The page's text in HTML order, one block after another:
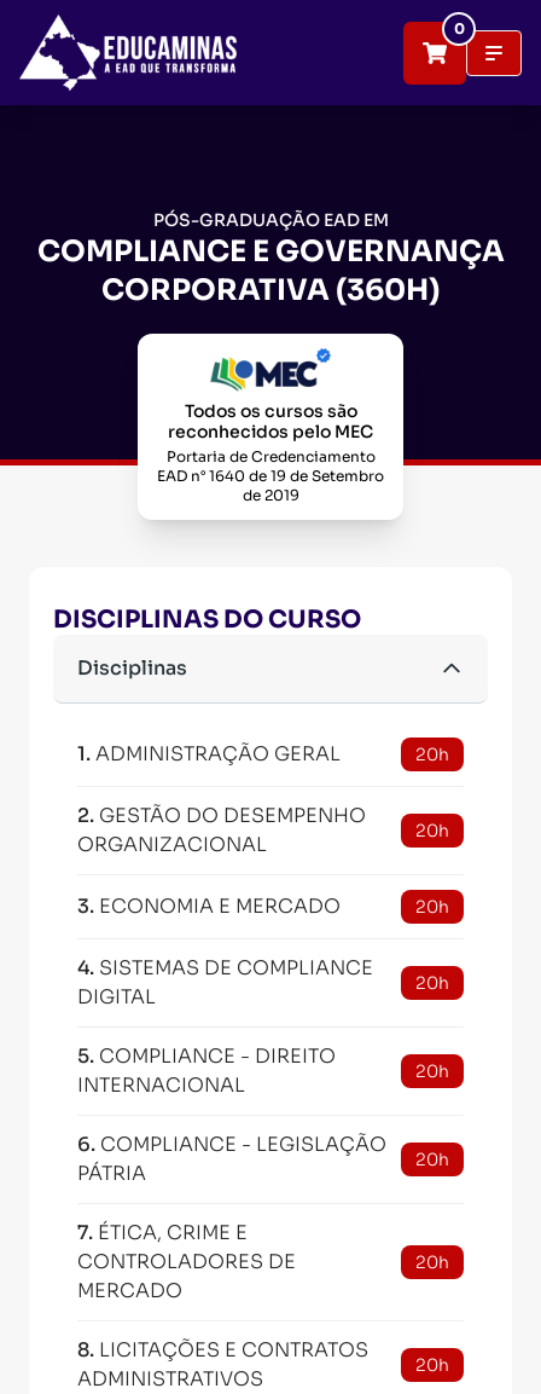
0
PÓS-GRADUAÇÃO EAD EM
COMPLIANCE E GOVERNANÇA
CORPORATIVA (360H)
Todos os cursos são
reconhecidos pelo MEC
Portaria de Credenciamento
EAD n° 1640 de 19 de Setembro
de 2019
DISCIPLINAS DO CURSO
Disciplinas
1.ADMINISTRAÇÃO GERAL 20h
2. GESTÃO DO DESEMPENHO
ORGANIZACIONAL
20h
3. ECONOMIA E MERCADO 20h
4. SISTEMAS DE COMPLIANCE
DIGITAL
20h
5. COMPLIANCE - DIREITO
INTERNACIONAL
20h
6. COMPLIANCE - LEGISLAÇÃO
PÁTRIA
20h
7. ÉTICA, CRIME E
CONTROLADORES DE
MERCADO
20h
8. LICITAÇÕES E CONTRATOS
ADMINISTRATIVOS
20h